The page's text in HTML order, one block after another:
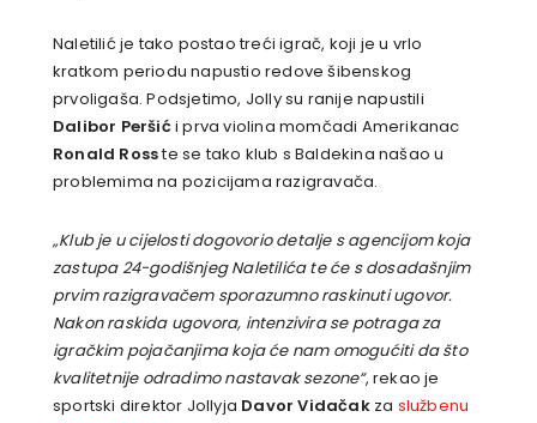
Naletilić je tako postao treći igrač, koji je u vrlo
kratkom periodu napustio redove šibenskog
prvoligaša. Podsjetimo, Jolly su ranije napustili
Dalibor Peršići prva violina momčadi Amerikanac
Ronald Rosste se tako klub s Baldekina našao u
problemima na pozicijama razigravača.
„Klub je u cijelosti dogovorio detalje s agencijom koja
zastupa 24-godišnjeg Naletilića te će s dosadašnjim
prvim razigravačem sporazumno raskinuti ugovor.
Nakon raskida ugovora, intenzivira se potraga za
igračkim pojačanjima koja će nam omogućiti da što
kvalitetnije odradimo nastavak sezone“, rekao je
sportski direktor Jollyja Davor Vidačakza službenu